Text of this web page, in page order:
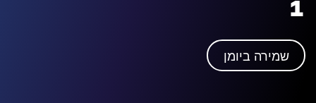
1
שמירה ביומן